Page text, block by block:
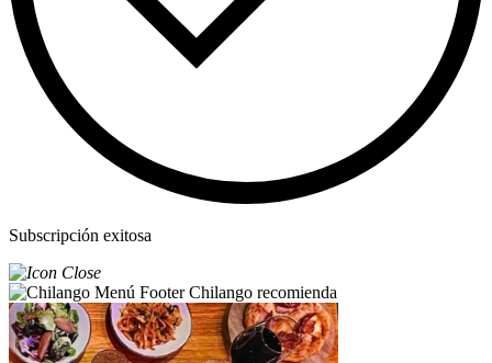
Subscripción exitosa
Chilango recomienda